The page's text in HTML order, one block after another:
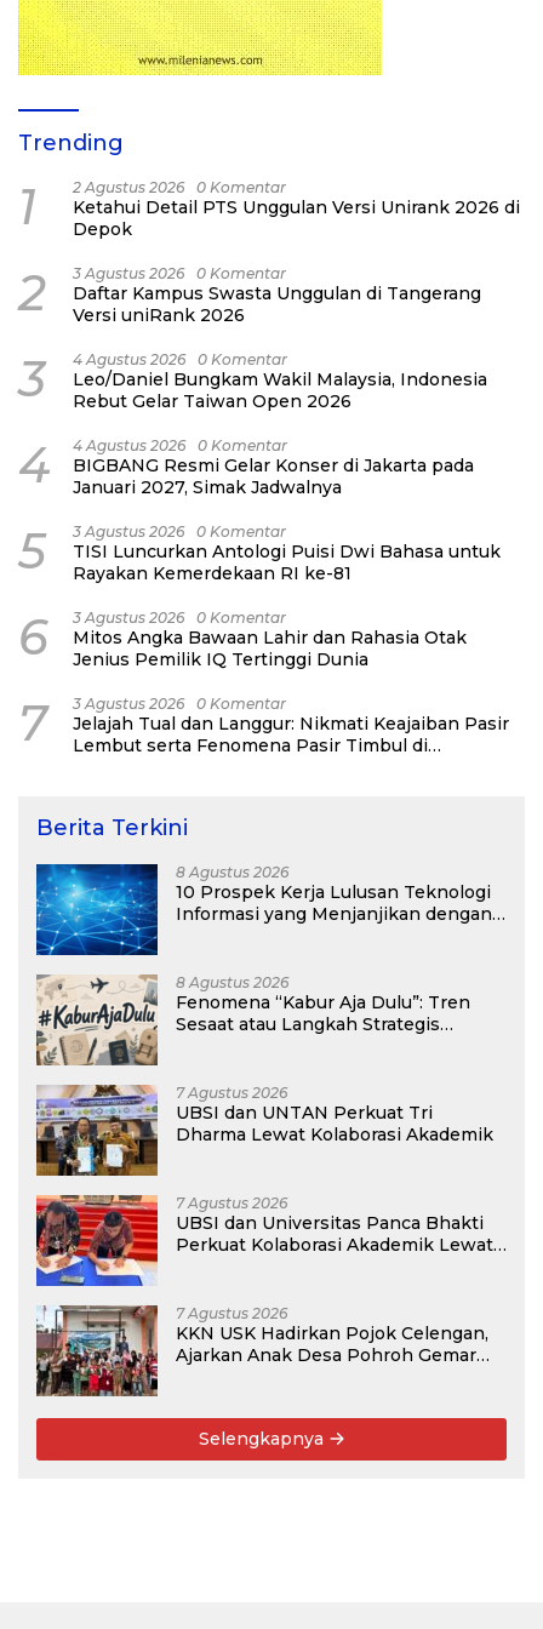
Trending
1 2 Agustus 2026 0 Komentar
Ketahui Detail PTS Unggulan Versi Unirank 2026 di
Depok
2 3 Agustus 2026 0 Komentar
Daftar Kampus Swasta Unggulan di Tangerang
Versi uniRank 2026
3 4 Agustus 2026 0 Komentar
Leo/Daniel Bungkam Wakil Malaysia, Indonesia
Rebut Gelar Taiwan Open 2026
4 4 Agustus 2026 0 Komentar
BIGBANG Resmi Gelar Konser di Jakarta pada
Januari 2027, Simak Jadwalnya
5 3 Agustus 2026 0 Komentar
TISI Luncurkan Antologi Puisi Dwi Bahasa untuk
Rayakan Kemerdekaan RI ke-81
6 3 Agustus 2026 0 Komentar
Mitos Angka Bawaan Lahir dan Rahasia Otak
Jenius Pemilik IQ Tertinggi Dunia
7 3 Agustus 2026 0 Komentar
Jelajah Tual dan Langgur: Nikmati Keajaiban Pasir
Lembut serta Fenomena Pasir Timbul di
Berita Terkini
8 Agustus 2026
10 Prospek Kerja Lulusan Teknologi
Informasi yang Menjanjikan dengan
8 Agustus 2026
Fenomena “Kabur Aja Dulu”: Tren
Sesaat atau Langkah Strategis
7 Agustus 2026
UBSI dan UNTAN Perkuat Tri
Dharma Lewat Kolaborasi Akademik
7 Agustus 2026
UBSI dan Universitas Panca Bhakti
Perkuat Kolaborasi Akademik Lewat
7 Agustus 2026
KKN USK Hadirkan Pojok Celengan,
Ajarkan Anak Desa Pohroh Gemar
Selengkapnya